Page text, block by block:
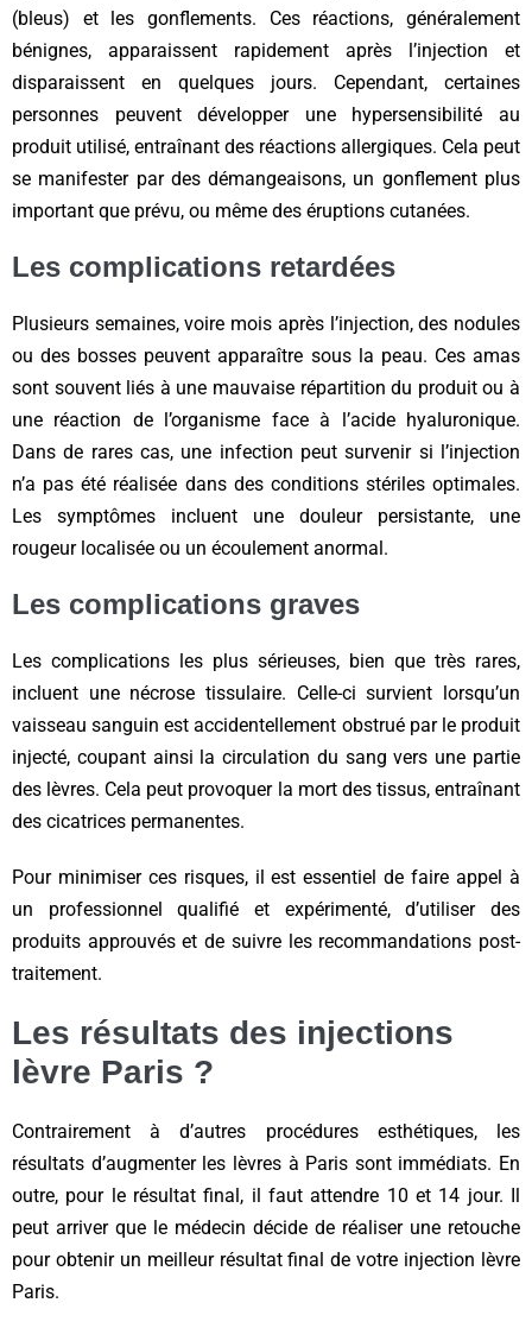
(bleus) et les gonflements. Ces réactions, généralement
bénignes, apparaissent rapidement après l’injection et
disparaissent en quelques jours. Cependant, certaines
personnes peuvent développer une hypersensibilité au
produit utilisé, entraînant des réactions allergiques. Cela peut
se manifester par des démangeaisons, un gonflement plus
important que prévu, ou même des éruptions cutanées.
Les complications retardées
Plusieurs semaines, voire mois après l’injection, des nodules
ou des bosses peuvent apparaître sous la peau. Ces amas
sont souvent liés à une mauvaise répartition du produit ou à
une réaction de l’organisme face à l’acide hyaluronique.
Dans de rares cas, une infection peut survenir si l’injection
n’a pas été réalisée dans des conditions stériles optimales.
Les symptômes incluent une douleur persistante, une
rougeur localisée ou un écoulement anormal.
Les complications graves
Les complications les plus sérieuses, bien que très rares,
incluent une nécrose tissulaire. Celle-ci survient lorsqu’un
vaisseau sanguin est accidentellement obstrué par le produit
injecté, coupant ainsi la circulation du sang vers une partie
des lèvres. Cela peut provoquer la mort des tissus, entraînant
des cicatrices permanentes.
Pour minimiser ces risques, il est essentiel de faire appel à
un professionnel qualifié et expérimenté, d’utiliser des
produits approuvés et de suivre les recommandations post-
traitement.
Les résultats des injections
lèvre Paris ?
Contrairement à d’autres procédures esthétiques, les
résultats d’augmenter les lèvres à Paris sont immédiats. En
outre, pour le résultat final, il faut attendre 10 et 14 jour. Il
peut arriver que le médecin décide de réaliser une retouche
pour obtenir un meilleur résultat final de votre injection lèvre
Paris.